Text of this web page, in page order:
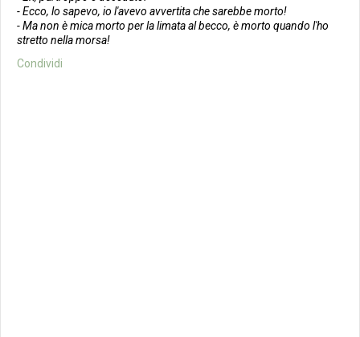
- Ecco, lo sapevo, io l'avevo avvertita che sarebbe morto!
- Ma non èmicamorto per la limata al becco, è morto quando l'ho
stretto nella morsa!
Condividi